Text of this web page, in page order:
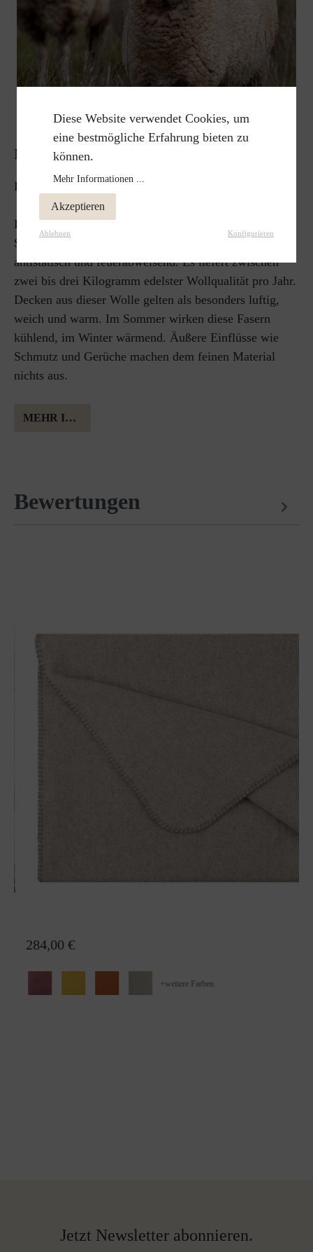
MERINOWOLLE
Luftig weich, herrlich warm.
Die wohl bekannteste Schafart ist das Merinoschaf.
Seine Schurwolle gilt als besonders fein, elastisch,
antistatisch und feuerabweisend. Es liefert zwischen
zwei bis drei Kilogramm edelster Wollqualität pro Jahr.
Decken aus dieser Wolle gelten als besonders luftig,
weich und warm. Im Sommer wirken diese Fasern
kühlend, im Winter wärmend. Äußere Einflüsse wie
Schmutz und Gerüche machen dem feinen Material
nichts aus.
MEHR INFORMATION ÜBER MERINOWOLLE
Bewertungen
284,00 €
+weitere Farben
Jetzt Newsletter abonnieren.
Diese Website verwendet Cookies, um
eine bestmögliche Erfahrung bieten zu
können.
Mehr Informationen ...
Akzeptieren
Ablehnen Konfigurieren